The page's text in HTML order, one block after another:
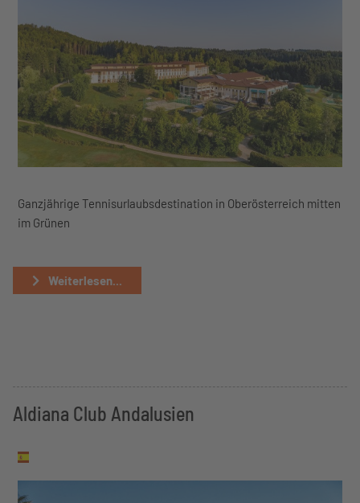
Ganzjährige Tennisurlaubsdestination in Oberösterreich mitten
im Grünen
Weiterlesen...
Aldiana Club Andalusien